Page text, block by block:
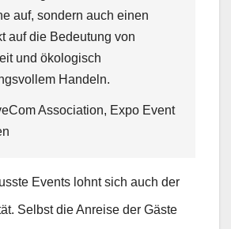
auf, sondern auch einen
auf die Bedeutung von
und ökologisch
Handeln.
Association, Expo Event
Events lohnt sich auch der
Selbst die Anreise der Gäste